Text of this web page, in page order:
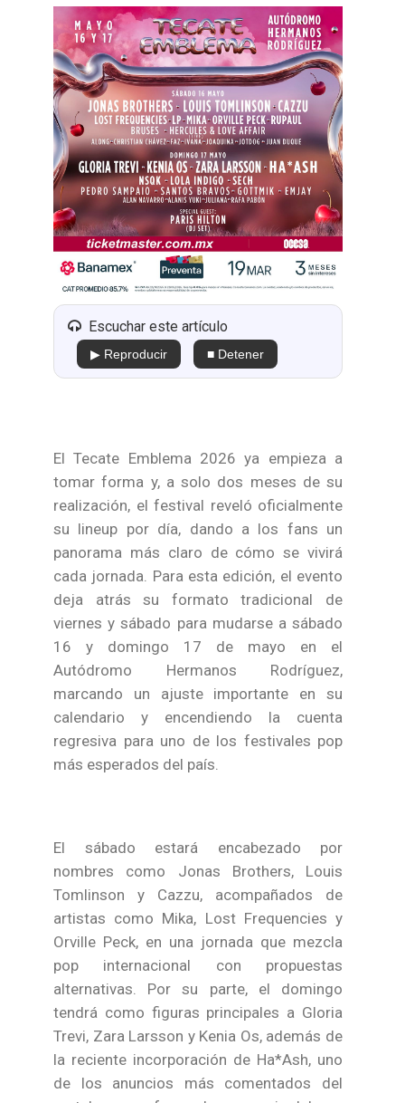
Escuchar este artículo
▶ Reproducir ■ Detener
El Tecate Emblema 2026 ya empieza a
tomar forma y, a solo dos meses de su
realización, el festival reveló oficialmente
su lineup por día, dando a los fans un
panorama más claro de cómo se vivirá
cada jornada. Para esta edición, el evento
deja atrás su formato tradicional de
viernes y sábado para mudarse a sábado
16 y domingo 17 de mayo en el
Autódromo Hermanos Rodríguez,
marcando un ajuste importante en su
calendario y encendiendo la cuenta
regresiva para uno de los festivales pop
más esperados del país.
El sábado estará encabezado por
nombres como Jonas Brothers, Louis
Tomlinson y Cazzu, acompañados de
artistas como Mika, Lost Frequencies y
Orville Peck, en una jornada que mezcla
pop internacional con propuestas
alternativas. Por su parte, el domingo
tendrá como figuras principales a Gloria
Trevi, Zara Larsson y Kenia Os, además de
la reciente incorporación de Ha*Ash, uno
de los anuncios más comentados del